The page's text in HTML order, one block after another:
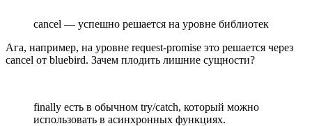
cancel — успешно решается на уровне библиотек
Ага, например, на уровне request-promise это решается через
cancel от bluebird. Зачем плодить лишние сущности?
finally есть в обычном try/catch, который можно
использовать в асинхронных функциях.